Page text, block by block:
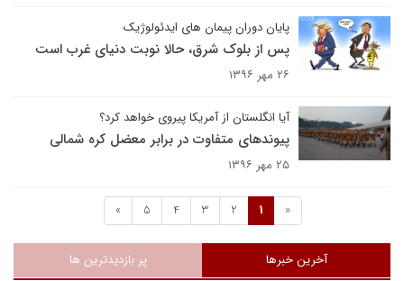
پایان دوران پیمان های ایدئولوژیک
پس از بلوک شرق، حالا نوبت دنیای غرب است
۲۶ مهر ۱۳۹۶
آیا انگلستان از آمریکا پیروی خواهد کرد؟
پیوندهای متفاوت در برابر معضل کره شمالی
۲۵ مهر ۱۳۹۶
«
1
2
3
4
5
»
آخرین خبرها پر بازدیدترین ها